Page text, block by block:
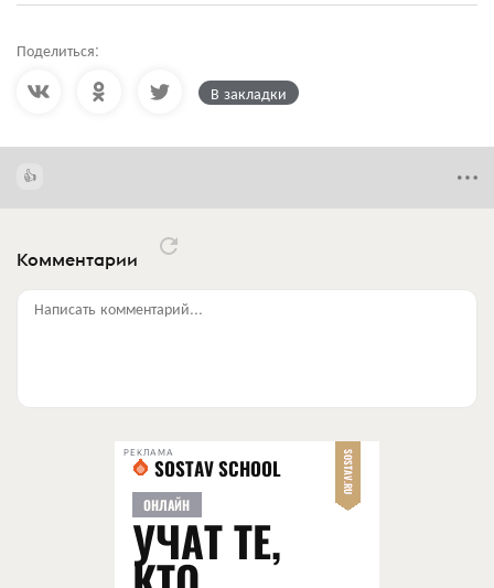
Поделиться:
В закладки
Комментарии
Написать комментарий...
РЕКЛАМА